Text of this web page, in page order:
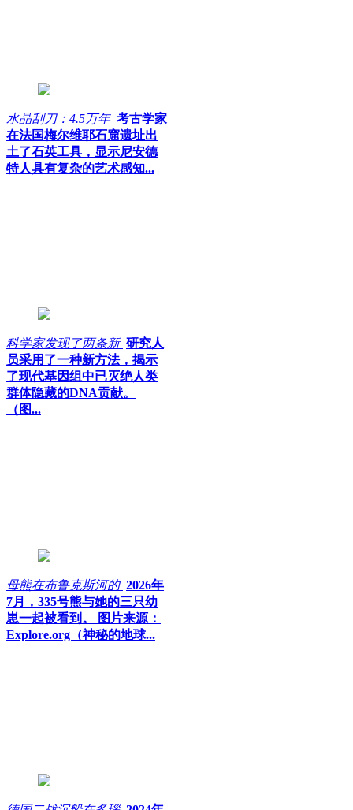
水晶刮刀：4.5万年 考古学家
在法国梅尔维耶石窟遗址出
土了石英工具，显示尼安德
特人具有复杂的艺术感知...
科学家发现了两条新 研究人
员采用了一种新方法，揭示
了现代基因组中已灭绝人类
群体隐藏的DNA贡献。
（图...
母熊在布鲁克斯河的 2026年
7月，335号熊与她的三只幼
崽一起被看到。 图片来源：
Explore.org（神秘的地球...